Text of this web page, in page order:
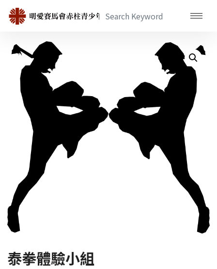
泰拳體驗小組